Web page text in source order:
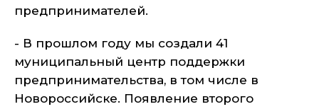
предпринимателей.
- В прошлом году мы создали 41
муниципальный центр поддержки
предпринимательства, в том числе в
Новороссийске. Появление второго